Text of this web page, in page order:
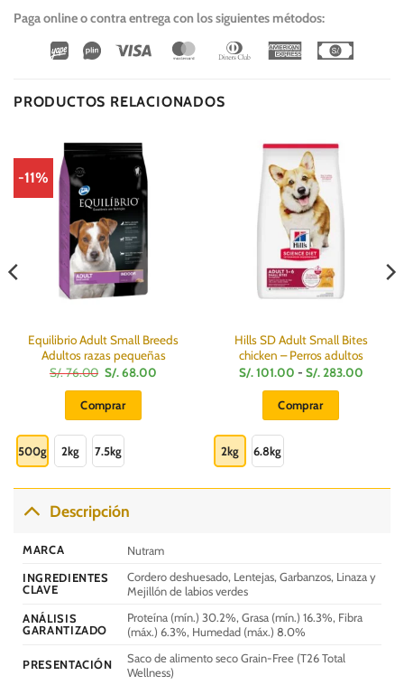
Paga online o contra entrega con los siguientes métodos:
Wirecard
Vipps Visa MasterCardDinners
American
PRODUCTOS RELACIONADOS
-11%
Equilibrio Adult Small Breeds
Adultos razas pequeñas
S/.76.00 El
precio
original
era:
S/.
S/.68.00
Comprar
producto
tiene
múltiples
variantes.
pueden
elegir
la
página
500g 2kg 7.5kg
Hills SD Adult Small Bites
chicken – Perros adultos
S/.101.00 - S/.283.00Rango
Comprar
múltiples
pueden
en
la
página
2kg 6.8kg
Descripción
MARCA
Nutram
INGREDIENTES
CLAVE
Cordero deshuesado, Lentejas, Garbanzos, Linaza y
Mejillón de labios verdes
ANÁLISIS
GARANTIZADO
Proteína (mín.) 30.2%, Grasa (mín.) 16.3%, Fibra
(máx.) 6.3%, Humedad (máx.) 8.0%
PRESENTACIÓN
Saco de alimento seco Grain-Free (T26 Total
Wellness)